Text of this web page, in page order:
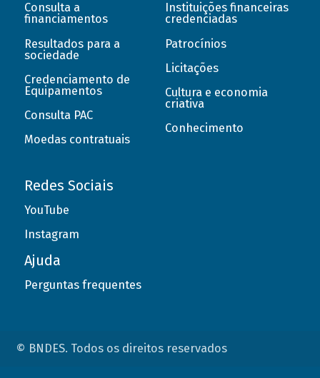
Consulta a
financiamentos
Resultados para a
sociedade
Credenciamento de
Equipamentos
Consulta PAC
Moedas contratuais
Instituições financeiras
credenciadas
Patrocínios
Licitações
Cultura e economia
criativa
Conhecimento
Redes Sociais
YouTube
Instagram
Ajuda
Perguntas frequentes
© BNDES. Todos os direitos reservados